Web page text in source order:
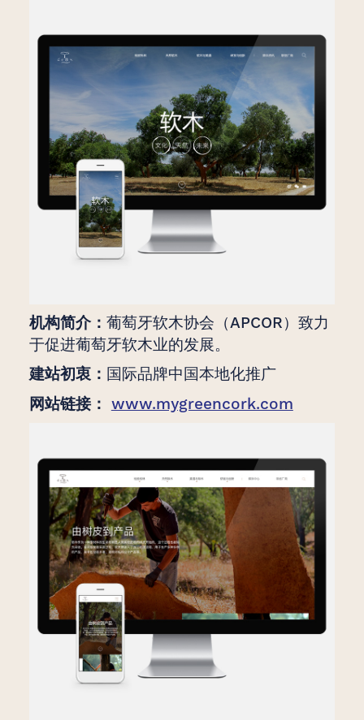
机构简介： 葡萄牙软木协会（APCOR）致力
于促进葡萄牙软木业的发展。
建站初衷： 国际品牌中国本地化推广
网站链接： www.mygreencork.com